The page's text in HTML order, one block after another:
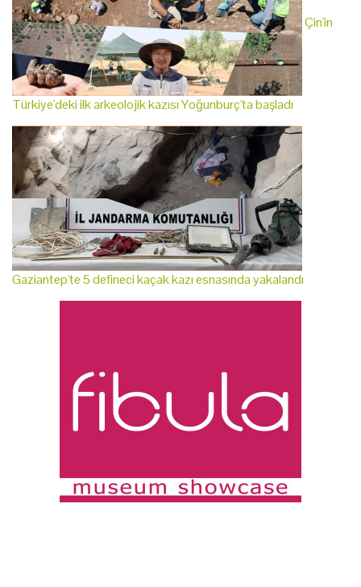
Çin'in
Türkiye'deki ilk arkeolojik kazısı Yoğunburç'ta başladı
Gaziantep'te 5 defineci kaçak kazı esnasında yakalandı